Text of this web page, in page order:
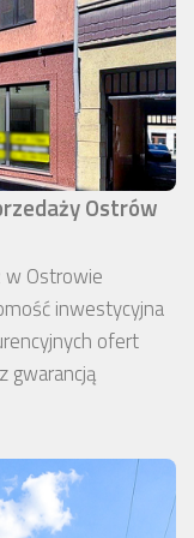
Ostrów
w Ostrowie
inwestycyjna
ofert
gwarancją